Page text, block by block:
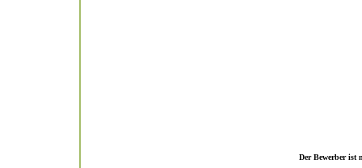
Der Bewerber ist